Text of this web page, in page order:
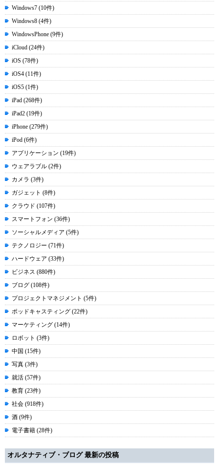
Windows7 (10件)
Windows8 (4件)
WindowsPhone (9件)
iCloud (24件)
iOS (78件)
iOS4 (11件)
iOS5 (1件)
iPad (268件)
iPad2 (19件)
iPhone (279件)
iPod (6件)
アプリケーション (19件)
ウェアラブル (2件)
カメラ (3件)
ガジェット (8件)
クラウド (107件)
スマートフォン (36件)
ソーシャルメディア (5件)
テクノロジー (71件)
ハードウェア (33件)
ビジネス (880件)
ブログ (108件)
プロジェクトマネジメント (5件)
ポッドキャスティング (22件)
マーケティング (14件)
ロボット (3件)
中国 (15件)
写真 (3件)
就活 (57件)
教育 (23件)
社会 (918件)
酒 (9件)
電子書籍 (28件)
オルタナティブ・ブログ 最新の投稿